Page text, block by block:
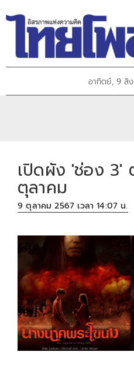
อาทิตย์, 9 สิ
เปิดผัง 'ช่อง 3'
ตุลาคม
9 ตุลาคม 2567 เวลา 14:07 น.